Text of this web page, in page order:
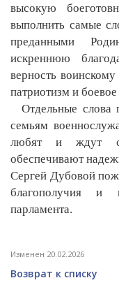
высокую
выполнить самые
преданными
искреннюю
верность
патриотизм и боевое
Отдельные слова
семьям
любят и ждут
обеспечивают
Сергей Дубовой
благополучия и
парламента.
Изменен 20.02.2026
Возврат к списку